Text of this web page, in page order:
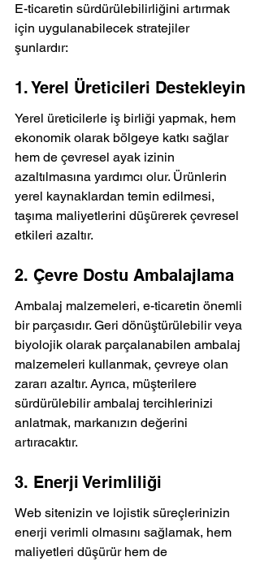
E-ticaretin sürdürülebilirliğini artırmak
için uygulanabilecek stratejiler
şunlardır:
1. Yerel Üreticileri Destekleyin
Yerel üreticilerle iş birliği yapmak, hem
ekonomik olarak bölgeye katkı sağlar
hem de çevresel ayak izinin
azaltılmasına yardımcı olur. Ürünlerin
yerel kaynaklardan temin edilmesi,
taşıma maliyetlerini düşürerek çevresel
etkileri azaltır.
2. Çevre Dostu Ambalajlama
Ambalaj malzemeleri, e-ticaretin önemli
bir parçasıdır. Geri dönüştürülebilir veya
biyolojik olarak parçalanabilen ambalaj
malzemeleri kullanmak, çevreye olan
zararı azaltır. Ayrıca, müşterilere
sürdürülebilir ambalaj tercihlerinizi
anlatmak, markanızın değerini
artıracaktır.
3. Enerji Verimliliği
Web sitenizin ve lojistik süreçlerinizin
enerji verimli olmasını sağlamak, hem
maliyetleri düşürür hem de